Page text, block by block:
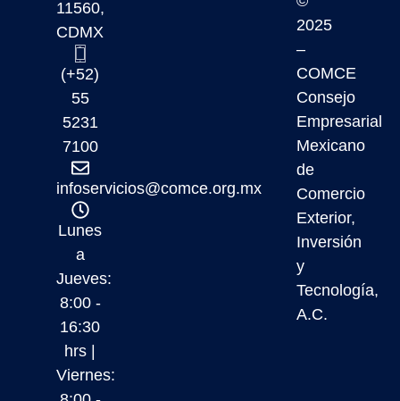
11560,
CDMX
(+52)
55
5231
7100
infoservicios@comce.org.mx
Lunes
a
Jueves:
8:00 -
16:30
hrs |
Viernes:
2025
–
COMCE
Consejo
Empresarial
Mexicano
de
Comercio
Exterior,
Inversión
y
Tecnología,
A.C.